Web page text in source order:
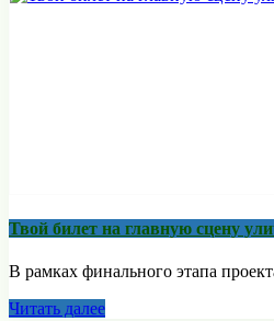
Твой билет на главную сцену
В рамках финального этапа
Читать далее